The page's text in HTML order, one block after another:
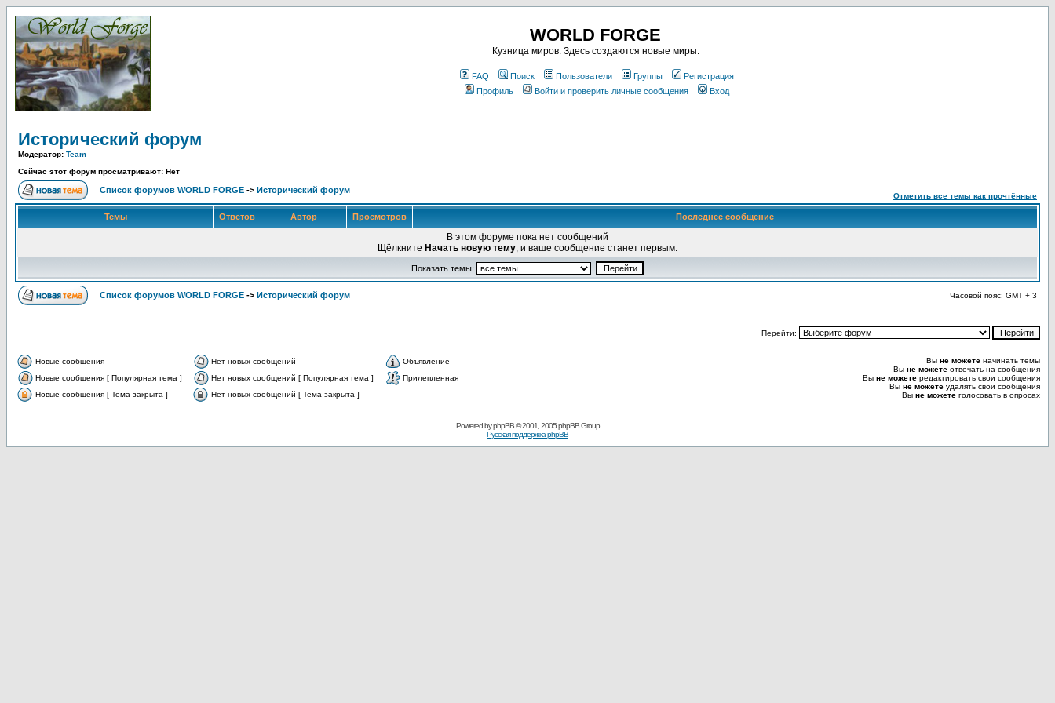
WORLD FORGE
Кузница миров. Здесь создаются новые миры.
FAQ Поиск Пользователи Группы
Регистрация
Профиль
Войти и проверить личные сообщения Вход
Исторический форум
Модератор: Team
Сейчас этот форум просматривают: Нет
Список форумов WORLD FORGE -> Исторический форум
Отметить все темы как прочтённые
Темы Ответов Автор Просмотров Последнее сообщение
В этом форуме пока нет сообщений
Щёлкните Начать новую тему, и ваше сообщение станет первым.
Показать темы:
Список форумов WORLD FORGE -> Исторический форум Часовой пояс: GMT + 3
Перейти:
Новые сообщения Нет новых сообщений
Объявление
Новые сообщения [ Популярная тема ]
Нет новых сообщений [ Популярная тема ]
Прилепленная
Новые сообщения [ Тема закрыта ]
Нет новых сообщений [ Тема закрыта ]
Вы не можете начинать темы
Вы не можете отвечать на сообщения
Вы не можете редактировать свои сообщения
Вы не можете удалять свои сообщения
Вы не можете голосовать в опросах
Powered byphpBB© 2001, 2005 phpBB Group
Русская поддержка phpBB